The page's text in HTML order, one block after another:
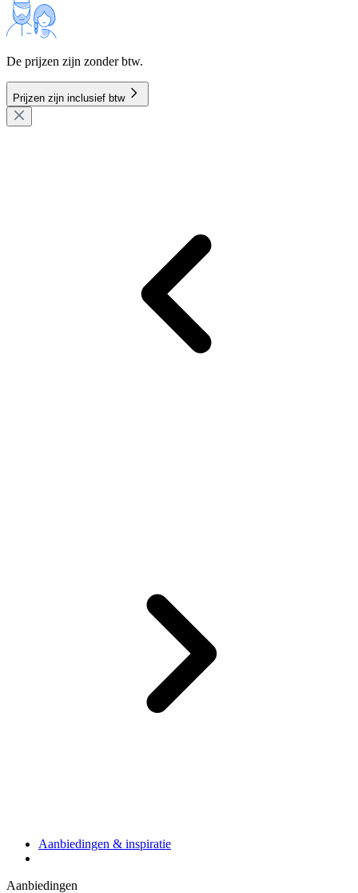
De prijzen zijn zonder btw.
Prijzen zijn inclusief btw
Aanbiedingen & inspiratie
Aanbiedingen